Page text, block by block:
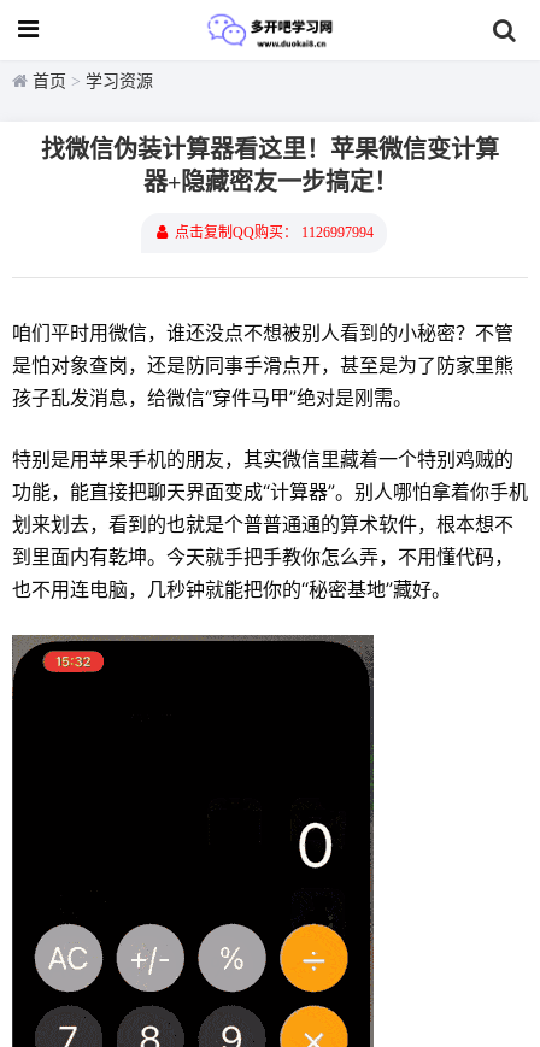
首页 > 学习资源
找微信伪装计算器看这里！苹果微信变计算
器+隐藏密友一步搞定！
点击复制QQ购买： 1126997994
咱们平时用微信，谁还没点不想被别人看到的小秘密？不管
是怕对象查岗，还是防同事手滑点开，甚至是为了防家里熊
孩子乱发消息，给微信“穿件马甲”绝对是刚需。
特别是用苹果手机的朋友，其实微信里藏着一个特别鸡贼的
功能，能直接把聊天界面变成“计算器”。别人哪怕拿着你手机
划来划去，看到的也就是个普普通通的算术软件，根本想不
到里面内有乾坤。今天就手把手教你怎么弄，不用懂代码，
也不用连电脑，几秒钟就能把你的“秘密基地”藏好。